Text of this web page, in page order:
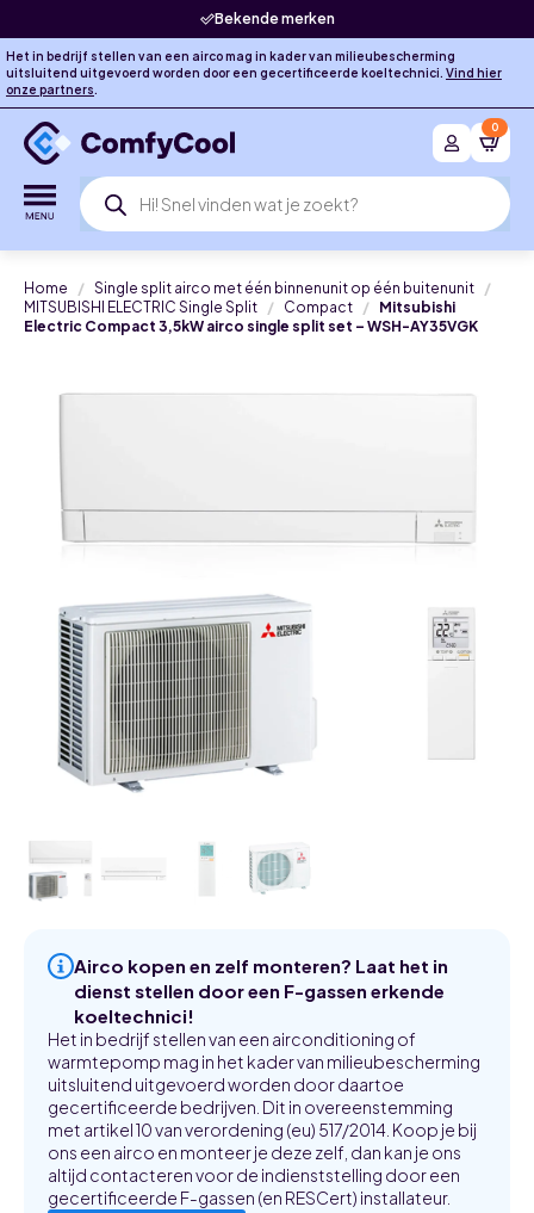
Bekende merken
Het in bedrijf stellen van een airco mag in kader van milieubescherming
uitsluitend uitgevoerd worden door een gecertificeerde koeltechnici. Vind hier
onze partners.
Producten
zoeken
0
Home
Single split airco met één binnenunit op één buitenunit
MITSUBISHI ELECTRIC Single Split
Compact
Mitsubishi
Electric Compact 3,5kW airco single split set – WSH-AY35VGK
Airco kopen en zelf monteren? Laat het in
dienst stellen door een F-gassen erkende
koeltechnici!
Het in bedrijf stellen van een airconditioning of
warmtepomp mag in het kader van milieubescherming
uitsluitend uitgevoerd worden door daartoe
gecertificeerde bedrijven. Dit in overeenstemming
met artikel 10 van verordening (eu) 517/2014. Koop je bij
ons een airco en monteer je deze zelf, dan kan je ons
altijd contacteren voor de indienststelling door een
gecertificeerde F-gassen (en RESCert) installateur.